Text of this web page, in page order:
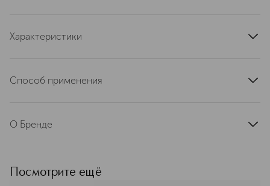
Характеристики
Способ применения
Изготовлено с использованием передовых пигментов,
О Бренде
высококачественную косметику,
элегантность и мастерство,
Посмотрите ещё